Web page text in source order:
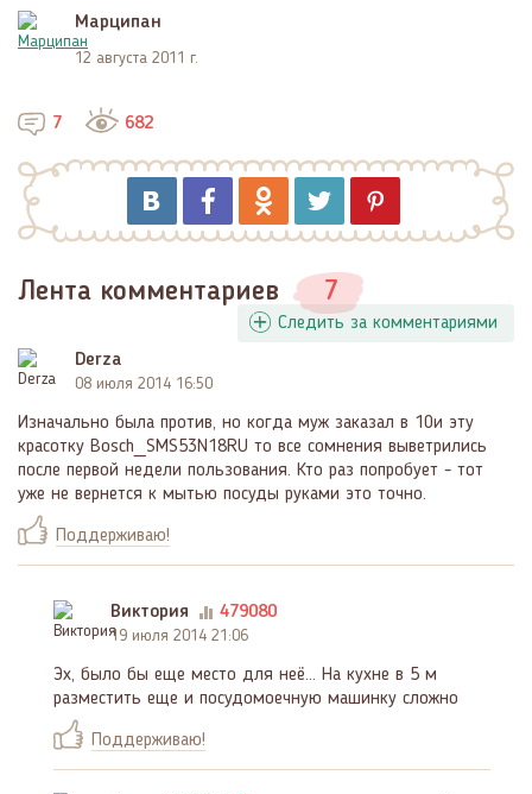
Марципан
12 августа 2011 г.
7 682
Лента комментариев 7
Следить за комментариями
Derza
08 июля 2014 16:50
Изначально была против, но когда муж заказал в 10и эту
красотку Bosch_SMS53N18RU то все сомнения выветрились
после первой недели пользования. Кто раз попробует - тот
уже не вернется к мытью посуды руками это точно.
Поддерживаю!
Виктория 479080
19 июля 2014 21:06
Эх, было бы еще место для неё... На кухне в 5 м
разместить еще и посудомоечную машинку сложно
Поддерживаю!